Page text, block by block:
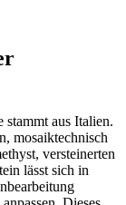
aus Italien.
mosaiktechnisch
versteinerten
lässt sich in